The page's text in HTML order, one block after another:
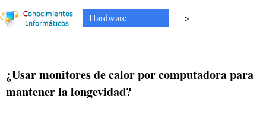
Hardware >
¿Usar monitores de calor por computadora para
mantener la longevidad?